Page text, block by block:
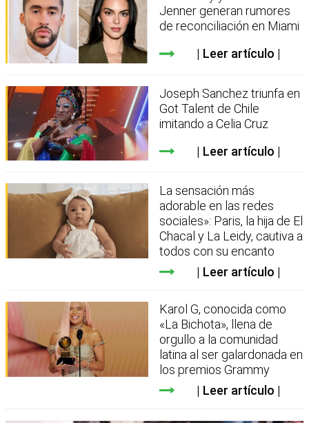
Jenner generan rumores
de reconciliación en Miami
Leer artículo
Joseph Sanchez triunfa en
Got Talent de Chile
imitando a Celia Cruz
Leer artículo
La sensación más
adorable en las redes
sociales»: Paris, la hija de El
Chacal y La Leidy, cautiva a
todos con su encanto
Leer artículo
Karol G, conocida como
«La Bichota», llena de
orgullo a la comunidad
latina al ser galardonada en
los premios Grammy
Leer artículo